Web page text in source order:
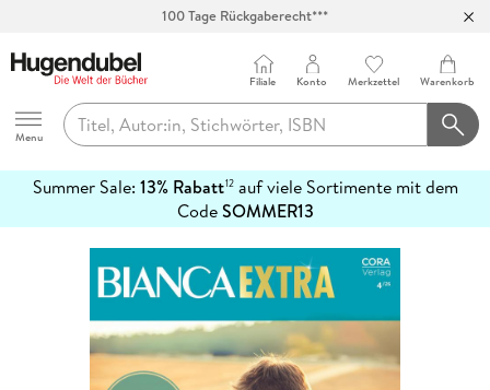
100 Tage Rückgaberecht***
Hugendubel
Menu
Filiale Konto Merkzettel Warenkorb
Summer Sale: 13% Rabatt12auf viele Sortimente mit dem
CodeSOMMER13
erfahren